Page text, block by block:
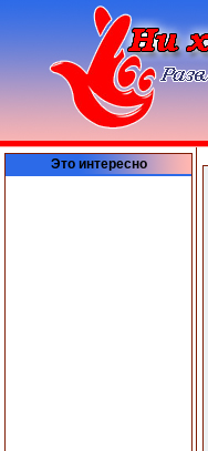
Это интересно